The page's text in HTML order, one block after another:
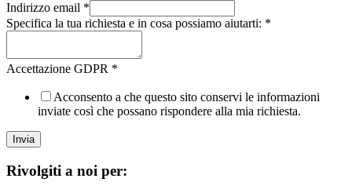
Indirizzo email *
Specifica la tua richiesta e in cosa possiamo aiutarti: *
Accettazione GDPR *
Acconsento a che questo sito conservi le informazioni
inviate così che possano rispondere alla mia richiesta.
Invia
Rivolgiti a noi per: